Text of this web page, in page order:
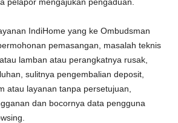
IndiHome yang ke Ombudsman
pemasangan, masalah teknis
lamban atau perangkatnya rusak,
sulitnya pengembalian deposit,
atau layanan tanpa persetujuan,
dan bocornya data pengguna